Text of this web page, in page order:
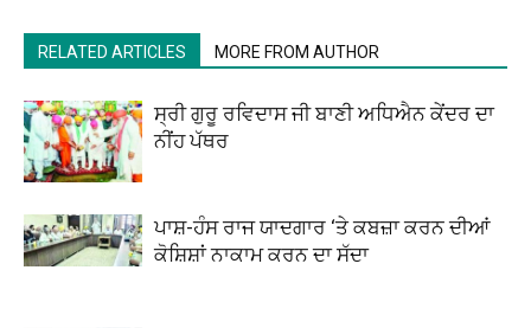
RELATED ARTICLES MORE FROM AUTHOR
ਸ੍ਰੀ ਗੁਰੂ ਰਵਿਦਾਸ ਜੀ ਬਾਣੀ ਅਧਿਐਨ ਕੇਂਦਰ ਦਾ
ਨੀਂਹ ਪੱਥਰ
ਪਾਸ਼-ਹੰਸ ਰਾਜ ਯਾਦਗਾਰ ‘ਤੇ ਕਬਜ਼ਾ ਕਰਨ ਦੀਆਂ
ਕੋਸ਼ਿਸ਼ਾਂ ਨਾਕਾਮ ਕਰਨ ਦਾ ਸੱਦਾ